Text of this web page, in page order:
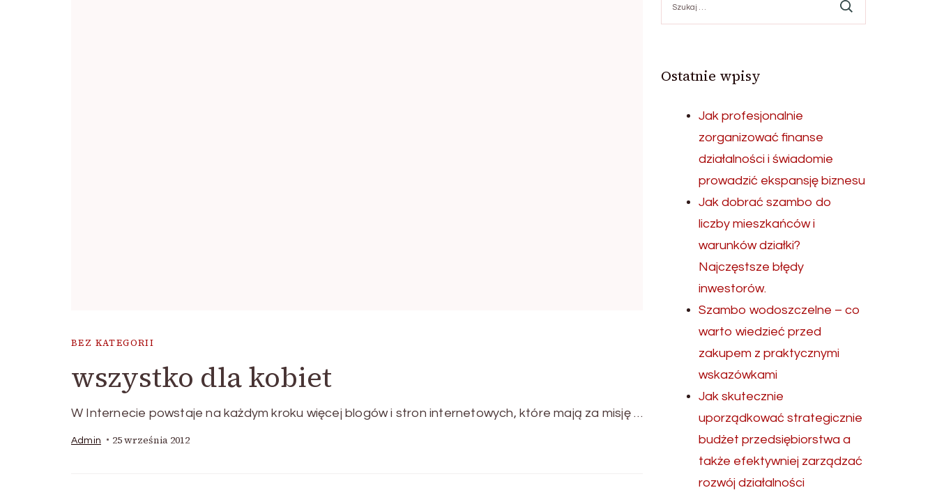
BEZ KATEGORII
wszystko dla kobiet
W Internecie powstaje na każdym kroku więcej blogów i stron internetowych, które mają za misję …
Admin 25 września 2012
Ostatnie wpisy
Jak profesjonalnie
zorganizować finanse
działalności i świadomie
prowadzić ekspansję biznesu
Jak dobrać szambo do
liczby mieszkańców i
warunków działki?
Najczęstsze błędy
inwestorów.
Szambo wodoszczelne – co
warto wiedzieć przed
zakupem z praktycznymi
wskazówkami
Jak skutecznie
uporządkować strategicznie
budżet przedsiębiorstwa a
także efektywniej zarządzać
rozwój działalności